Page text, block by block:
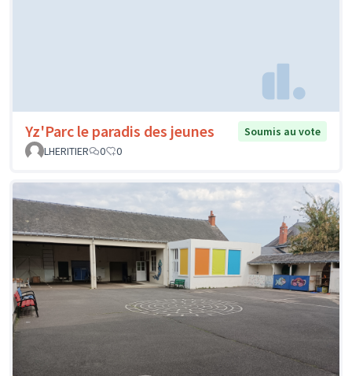
Yz'Parc le paradis des jeunes
Soumis au vote
LHERITIER
0 0